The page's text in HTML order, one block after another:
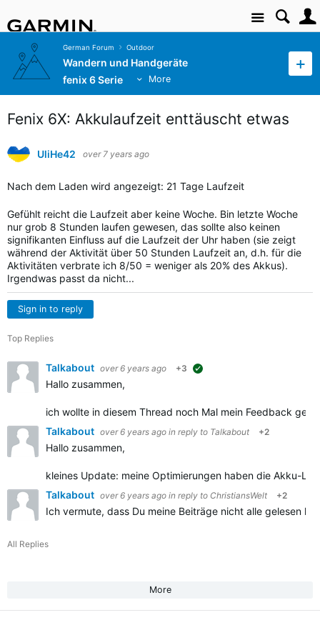
Site
German Forum Outdoor
Wandern und Handgeräte
fenix 6 Serie
More
Fenix 6X: Akkulaufzeit enttäuscht etwas
UliHe42 over 7 years ago
Nach dem Laden wird angezeigt: 21 Tage Laufzeit
Gefühlt reicht die Laufzeit aber keine Woche. Bin letzte Woche
nur grob 8 Stunden laufen gewesen, das sollte also keinen
signifikanten Einfluss auf die Laufzeit der Uhr haben (sie zeigt
während der Aktivität über 50 Stunden Laufzeit an, d.h. für die
Aktivitäten verbrate ich 8/50 = weniger als 20% des Akkus).
Irgendwas passt da nicht...
Sign in to reply
Top Replies
Talkabout over 6 years ago +3
Hallo zusammen,
ich wollte in diesem Thread noch Mal mein Feedback
Talkabout over 6 years ago in reply to Talkabout +2
Hallo zusammen,
kleines Update: meine Optimierungen haben die Akku-
Talkabout over 6 years ago in reply to ChristiansWelt +2
Ich vermute, dass Du meine Beiträge nicht alle gelesen
All Replies
More